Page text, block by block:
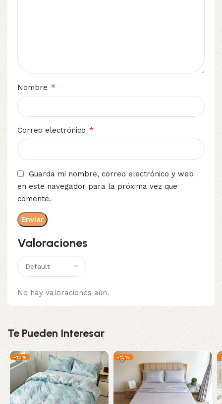
Valoraciones
No hay valoraciones aún.
Nombre *
Correo electrónico *
Guarda mi nombre, correo electrónico y web
en este navegador para la próxima vez que
comente.
Te Pueden Interesar
-15% -15%